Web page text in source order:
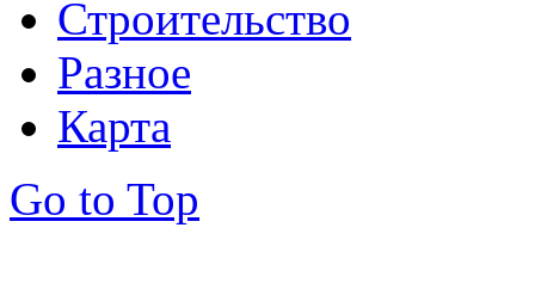
Строительство
Разное
Карта
Go to Top